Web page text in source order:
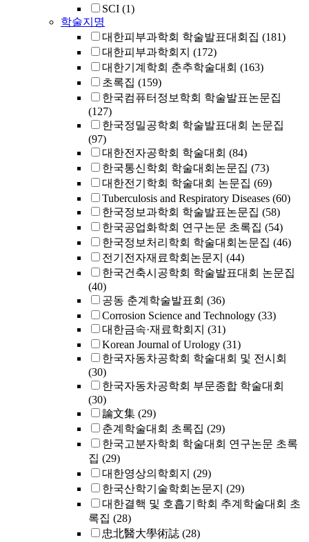
SCI (1)
학술지명
대한피부과학회 학술발표대회집 (181)
대한피부과학회지 (172)
대한기계학회 춘추학술대회 (163)
초록집 (159)
한국컴퓨터정보학회 학술발표논문집
(127)
한국정밀공학회 학술발표대회 논문집
(97)
대한전자공학회 학술대회 (84)
한국통신학회 학술대회논문집 (73)
대한전기학회 학술대회 논문집 (69)
Tuberculosis and Respiratory Diseases (60)
한국정보과학회 학술발표논문집 (58)
한국공업화학회 연구논문 초록집 (54)
한국정보처리학회 학술대회논문집 (46)
전기전자재료학회논문지 (44)
한국건축시공학회 학술발표대회 논문집
(40)
공동 춘계학술발표회 (36)
Corrosion Science and Technology (33)
대한금속·재료학회지 (31)
Korean Journal of Urology (31)
한국자동차공학회 학술대회 및 전시회
(30)
한국자동차공학회 부문종합 학술대회
(30)
論文集 (29)
춘계학술대회 초록집 (29)
한국고분자학회 학술대회 연구논문 초록
집 (29)
대한영상의학회지 (29)
한국산학기술학회논문지 (29)
대한결핵 및 호흡기학회 추계학술대회 초
록집 (28)
忠北醫大學術誌 (28)